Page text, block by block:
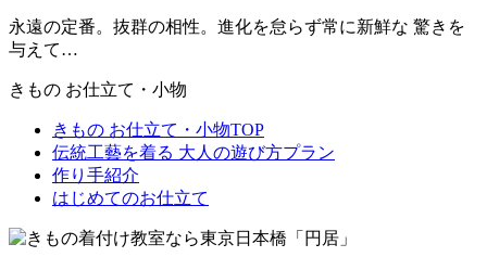
永遠の定番。抜群の相性。進化を怠らず常に新鮮な 驚きを
与えて…
きもの お仕立て・小物
きもの お仕立て・小物TOP
伝統工藝を着る 大人の遊び方プラン
作り手紹介
はじめてのお仕立て